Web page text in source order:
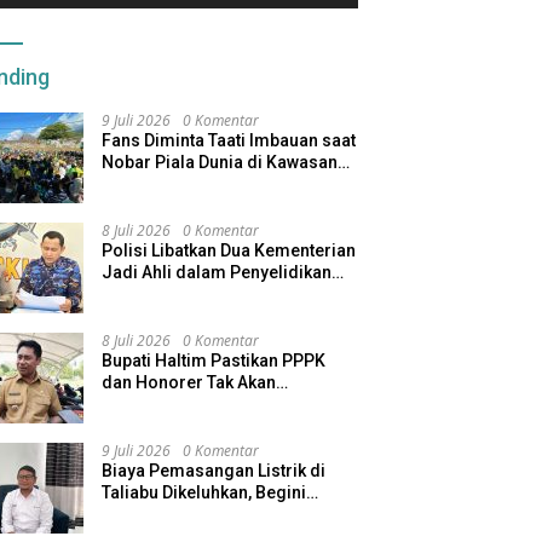
9 Juli 2026 0 Komentar
Fans Diminta Taati Imbauan saat
Nobar Piala Dunia di Kawasan
8 Juli 2026 0 Komentar
Polisi Libatkan Dua Kementerian
Jadi Ahli dalam Penyelidikan
8 Juli 2026 0 Komentar
Bupati Haltim Pastikan PPPK
dan Honorer Tak Akan
9 Juli 2026 0 Komentar
Biaya Pemasangan Listrik di
Taliabu Dikeluhkan, Begini